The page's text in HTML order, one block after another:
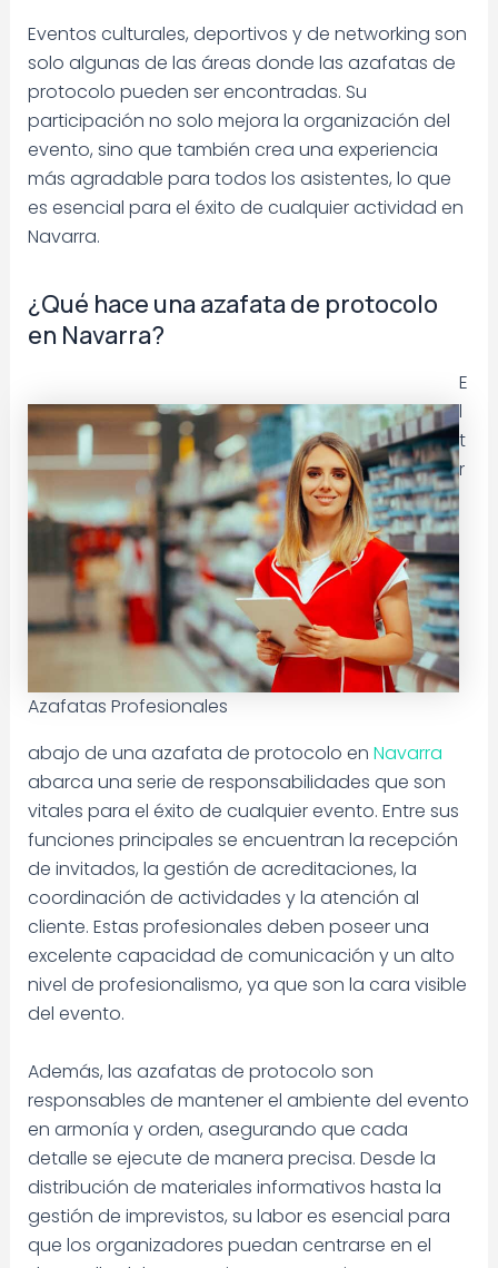
Eventos culturales, deportivos y de networking son
solo algunas de las áreas donde las azafatas de
protocolo pueden ser encontradas. Su
participación no solo mejora la organización del
evento, sino que también crea una experiencia
más agradable para todos los asistentes, lo que
es esencial para el éxito de cualquier actividad en
Navarra.
¿Qué hace una azafata de protocolo
en Navarra?
Azafatas Profesionales
E
l
t
r
abajo de una azafata de protocolo en Navarra
abarca una serie de responsabilidades que son
vitales para el éxito de cualquier evento. Entre sus
funciones principales se encuentran la recepción
de invitados, la gestión de acreditaciones, la
coordinación de actividades y la atención al
cliente. Estas profesionales deben poseer una
excelente capacidad de comunicación y un alto
nivel de profesionalismo, ya que son la cara visible
del evento.
Además, las azafatas de protocolo son
responsables de mantener el ambiente del evento
en armonía y orden, asegurando que cada
detalle se ejecute de manera precisa. Desde la
distribución de materiales informativos hasta la
gestión de imprevistos, su labor es esencial para
que los organizadores puedan centrarse en el